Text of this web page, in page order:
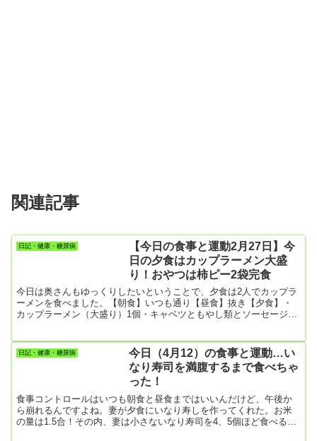
関連記事
日記・健康・糖尿病
【今日の食事と運動2月27日】今
日の夕食はカップラーメン大盛
り！おやつは柿ピー2袋完食
今日は奥さんもゆっくりしたいということで、夕食は2人でカップラ
ーメンを食べました。【朝食】いつも通り【昼食】抜き【夕食】・
カップラーメン（大盛り）1個・キャベツともやし類とソーセージの
１人で食べてしまった。1袋当り462ｋcalなので462㎉×２袋で924
㎉。バタピーも食べたし、夕食後のおやつだけで1000㎉超え。とこ
ろで、バタピーと柿ピーはローソンで買ったんだけど、柿ピー...
日記・健康・糖尿病
今日（4月12）の食事と運動…い
なり寿司を満腹するまで食べちゃ
った！
食事コントロールはいつも朝食と昼食まではいいんだけど、午後か
ら崩れるんですよね。妻が夕食にいなり寿しを作ってくれた。お米
の量は1.5合！その内、妻は小さないなり寿司を4、5個ほど食べるの